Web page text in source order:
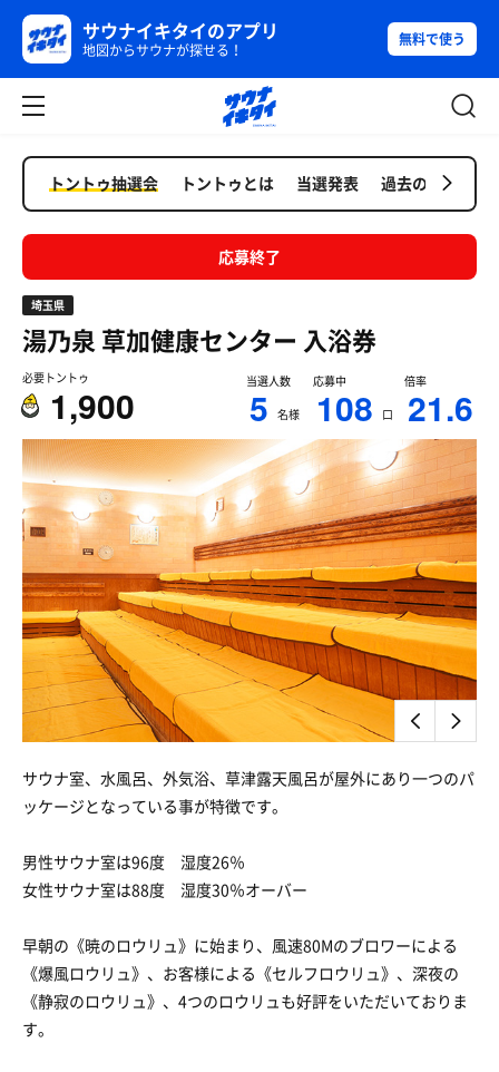
サウナイキタイのアプリ
地図からサウナが探せる！
無料で使う
トントゥ抽選会 トントゥとは 当選発表 過去の抽選会
応募終了
埼玉県
湯乃泉 草加健康センター 入浴券
必要トントゥ
1,900
当選人数
5 名様
応募中
108 口
倍率
21.6
サウナ室、水風呂、外気浴、草津露天風呂が屋外にあり一つのパ
ッケージとなっている事が特徴です。
男性サウナ室は96度 湿度26％
女性サウナ室は88度 湿度30％オーバー
早朝の《暁のロウリュ》に始まり、風速80Mのブロワーによる
《爆風ロウリュ》、お客様による《セルフロウリュ》、深夜の
《静寂のロウリュ》、4つのロウリュも好評をいただいておりま
す。